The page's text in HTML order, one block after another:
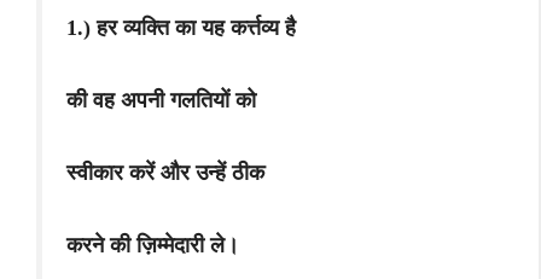
1.) हर व्यक्ति का यह कर्त्तव्य है
की वह अपनी गलतियों को
स्वीकार करें और उन्हें ठीक
करने की ज़िम्मेदारी ले।